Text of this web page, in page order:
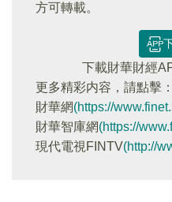
方可轉載。
下載財華財經
更多精彩内容，請點擊：
財華網(https://
財華智庫網(https://
現代電視FINTV(http://